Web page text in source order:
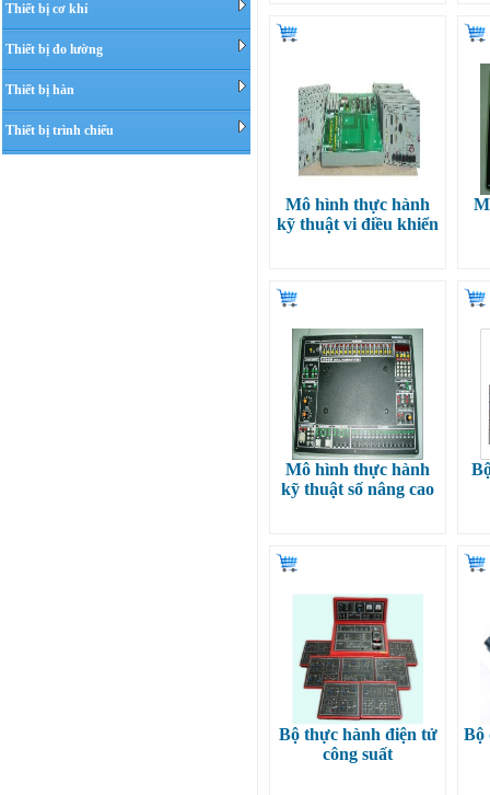
Thiết bị cơ khí
Thiết bị đo lường
Thiết bị hàn
Thiết bị trình chiếu
Mô hình thực hành
kỹ thuật vi điều khiển
Mô hình thực hành
kỹ thuật số nâng cao
Bộ thực hành điện tử
công suất
Bộ